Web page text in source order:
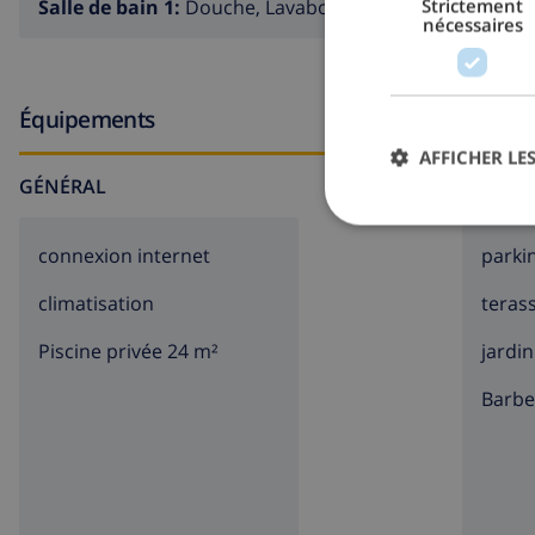
Salle de bain 1: Douche, Lavabo, Toilette
Équipements
GÉNÉRAL
connexion internet
climatisation
Piscine privée 24 m²
jardin
Strictement
nécessaires
AFFICHER